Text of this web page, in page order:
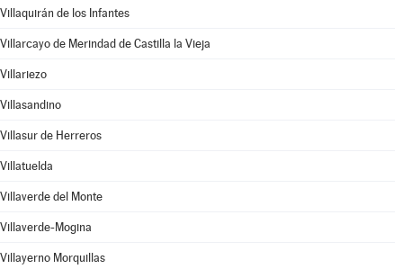
Villaquirán de los Infantes
Villarcayo de Merindad de Castilla la Vieja
Villariezo
Villasandino
Villasur de Herreros
Villatuelda
Villaverde del Monte
Villaverde-Mogina
Villayerno Morquillas